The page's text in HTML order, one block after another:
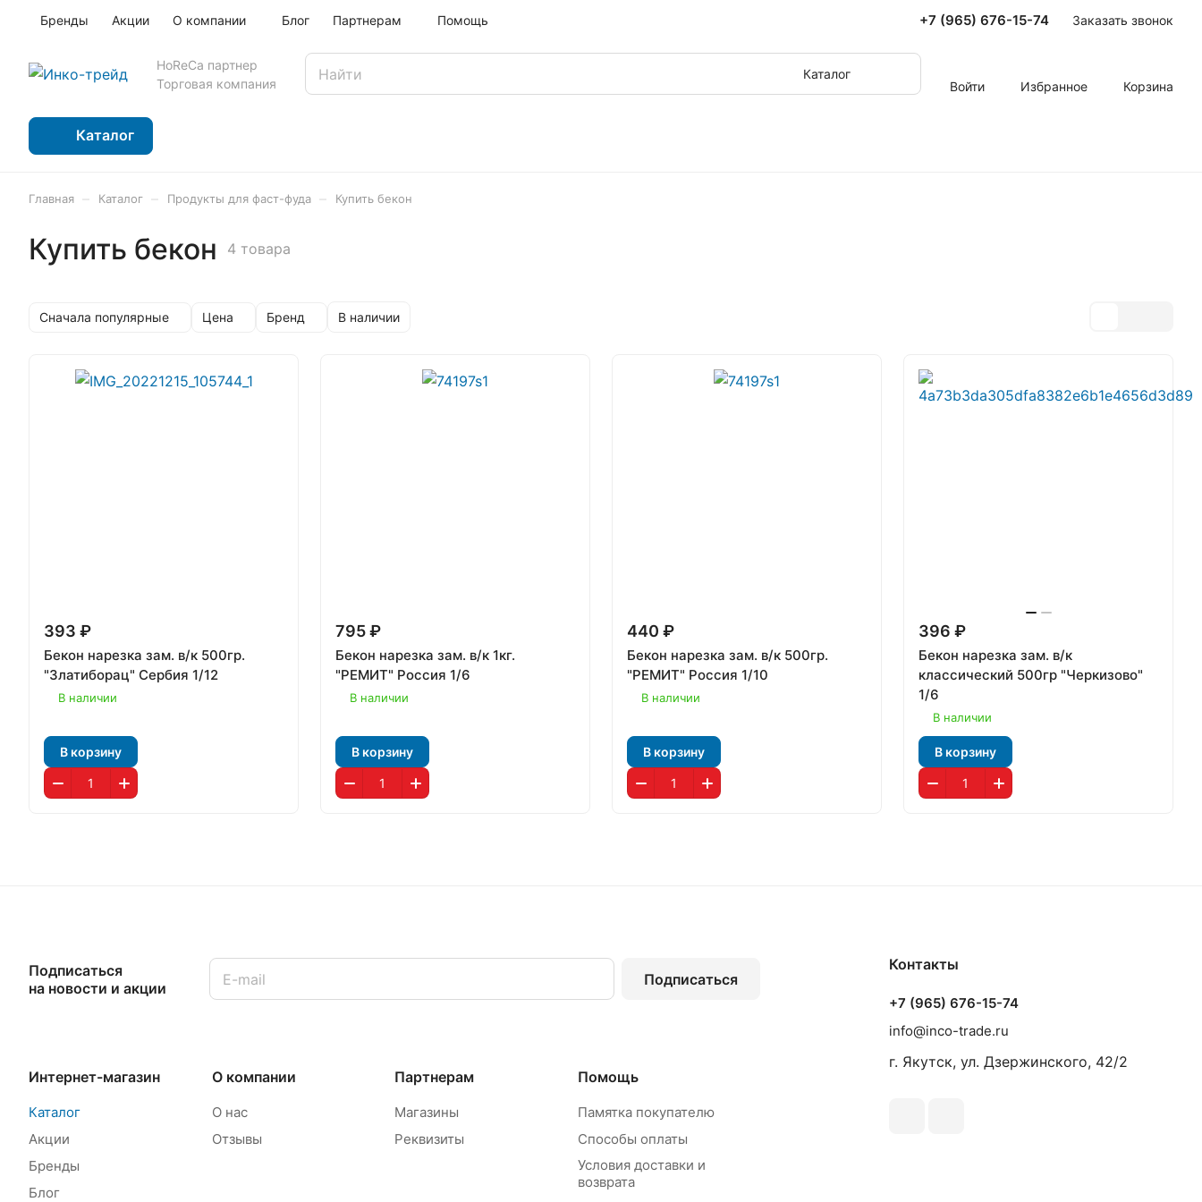
Бренды Акции О компании Блог Партнерам Помощь +7 (965) 676-15-74 Заказать звонок
HoReCa партнер
Торговая компания
Каталог
Войти
Избранное Корзина
Каталог
Главная Каталог Продукты для фаст-фуда Купить бекон
Купить бекон 4 товара
Сначала популярные Цена Бренд В наличии
393 ₽
Бекон нарезка зам. в/к 500гр.
"Златиборац" Сербия 1/12
В наличии
В корзину
795 ₽
Бекон нарезка зам. в/к 1кг.
"РЕМИТ" Россия 1/6
В наличии
В корзину
440 ₽
Бекон нарезка зам. в/к 500гр.
"РЕМИТ" Россия 1/10
В наличии
В корзину
396 ₽
Бекон нарезка зам. в/к
классический 500гр "Черкизово"
1/6
В наличии
В корзину
Подписаться
на новости и акции
Подписаться
Интернет-магазин
Каталог
Акции
Бренды
Блог
О компании
О нас
Отзывы
Партнерам
Магазины
Реквизиты
Помощь
Памятка покупателю
Способы оплаты
Условия доставки и
возврата
Контакты
+7 (965) 676-15-74
info@inco-trade.ru
г. Якутск, ул. Дзержинского, 42/2